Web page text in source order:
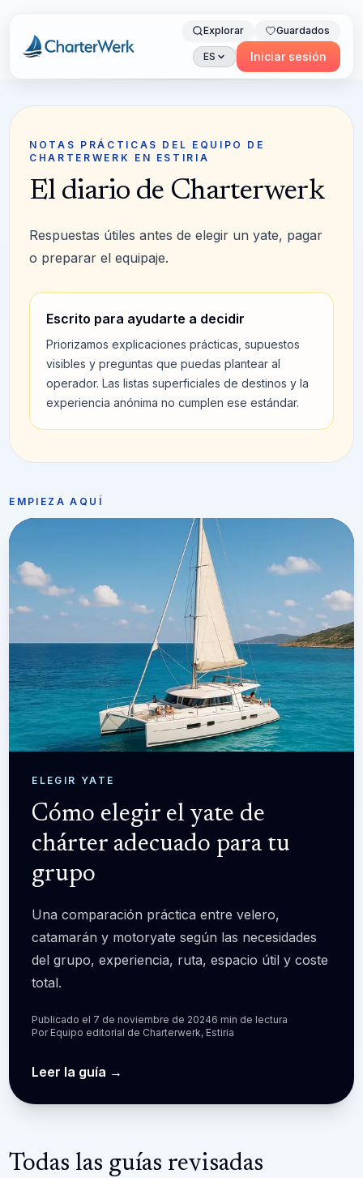
Charterwerk
Explorar Guardados
ES Iniciar sesión
NOTAS PRÁCTICAS DEL EQUIPO DE
CHARTERWERK EN ESTIRIA
El diario de Charterwerk
Respuestas útiles antes de elegir un yate, pagar
o preparar el equipaje.
Escrito para ayudarte a decidir
Priorizamos explicaciones prácticas, supuestos
visibles y preguntas que puedas plantear al
operador. Las listas superficiales de destinos y la
experiencia anónima no cumplen ese estándar.
EMPIEZA AQUÍ
ELEGIR YATE
Cómo elegir el yate de
chárter adecuado para tu
grupo
Una comparación práctica entre velero,
catamarán y motoryate según las necesidades
del grupo, experiencia, ruta, espacio útil y coste
total.
Publicado el 7 de noviembre de 20246 min de lectura
Por Equipo editorial de Charterwerk, Estiria
Leer la guía →
Todas las guías revisadas